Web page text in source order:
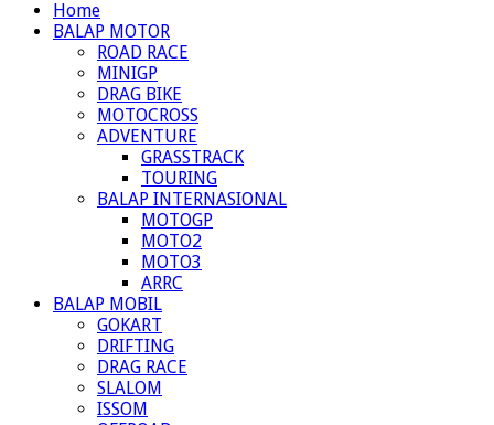
Home
BALAP MOTOR
ROAD RACE
MINIGP
DRAG BIKE
MOTOCROSS
ADVENTURE
GRASSTRACK
TOURING
BALAP INTERNASIONAL
MOTOGP
MOTO2
MOTO3
ARRC
BALAP MOBIL
GOKART
DRIFTING
DRAG RACE
SLALOM
ISSOM